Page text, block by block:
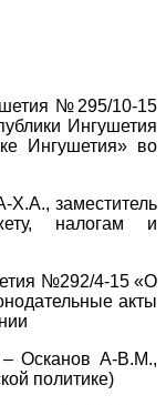
№295/10-15
Ингушетия
Ингушетия» во
заместитель
налогам и
№292/4-15 «О
акты
А-В.М.,
политике)